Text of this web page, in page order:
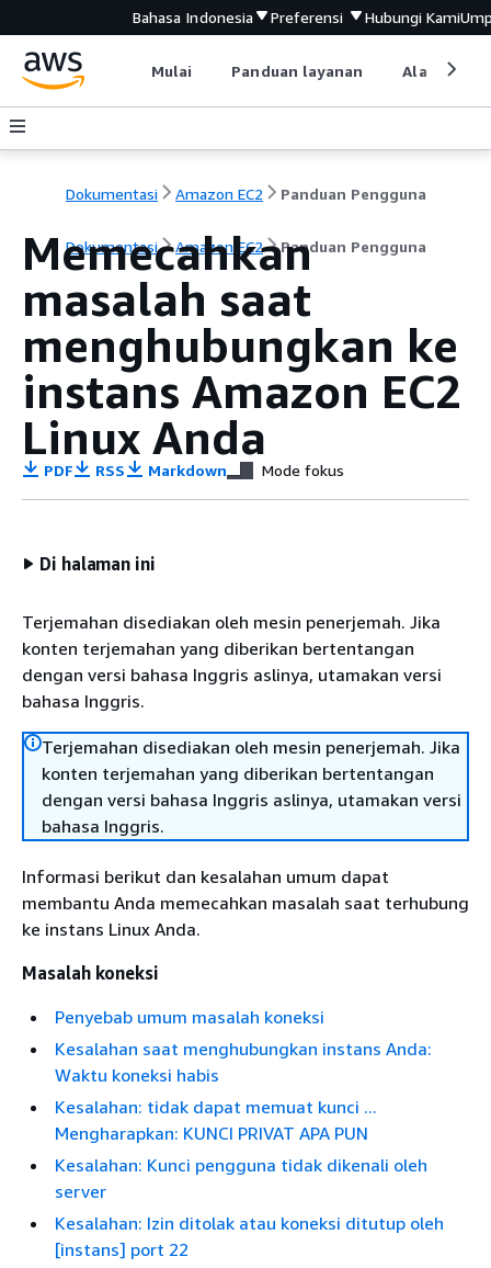
Bahasa Indonesia Preferensi Hubungi Kami
Mulai Panduan layanan Alat
Dokumentasi Amazon EC2 Panduan Pengguna
Dokumentasi Amazon EC2 Panduan Pengguna
Memecahkan
masalah saat
menghubungkan ke
instans Amazon EC2
Linux Anda
PDF RSS Markdown Mode fokus
Di halaman ini
Terjemahan disediakan oleh mesin penerjemah. Jika
konten terjemahan yang diberikan bertentangan
dengan versi bahasa Inggris aslinya, utamakan versi
bahasa Inggris.
Terjemahan disediakan oleh mesin penerjemah. Jika
konten terjemahan yang diberikan bertentangan
dengan versi bahasa Inggris aslinya, utamakan versi
bahasa Inggris.
Informasi berikut dan kesalahan umum dapat
membantu Anda memecahkan masalah saat terhubung
ke instans Linux Anda.
Masalah koneksi
Penyebab umum masalah koneksi
Kesalahan saat menghubungkan instans Anda:
Waktu koneksi habis
Kesalahan: tidak dapat memuat kunci ...
Mengharapkan: KUNCI PRIVAT APA PUN
Kesalahan: Kunci pengguna tidak dikenali oleh
server
Kesalahan: Izin ditolak atau koneksi ditutup oleh
[instans] port 22